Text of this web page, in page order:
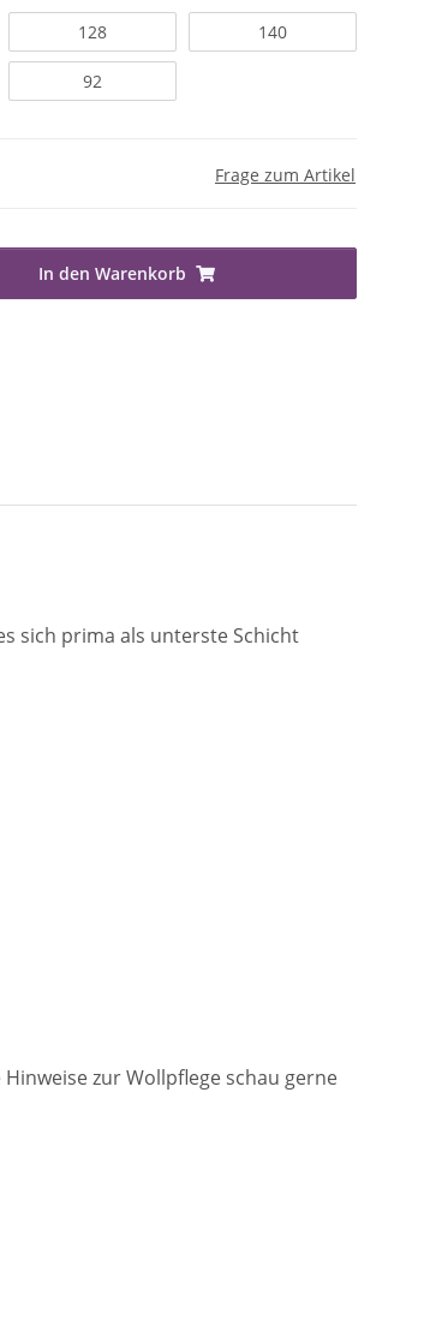
128 140
92
Frage zum Artikel
In den Warenkorb
sich prima als unterste Schicht
zur Wollpflege schau gerne